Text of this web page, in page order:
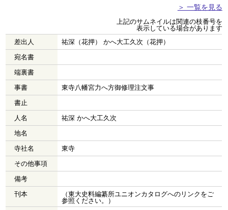
＞ 一覧を見る
上記のサムネイルは関連の枝番号を
表示している場合があります
差出人
祐深（花押） かへ大工久次（花押）
宛名書
端裏書
事書
東寺八幡宮力へ方御修理注文事
書止
人名
祐深 かへ大工久次
地名
寺社名
東寺
その他事項
備考
刊本
（東大史料編纂所ユニオンカタログへのリンクをご
参照ください。）